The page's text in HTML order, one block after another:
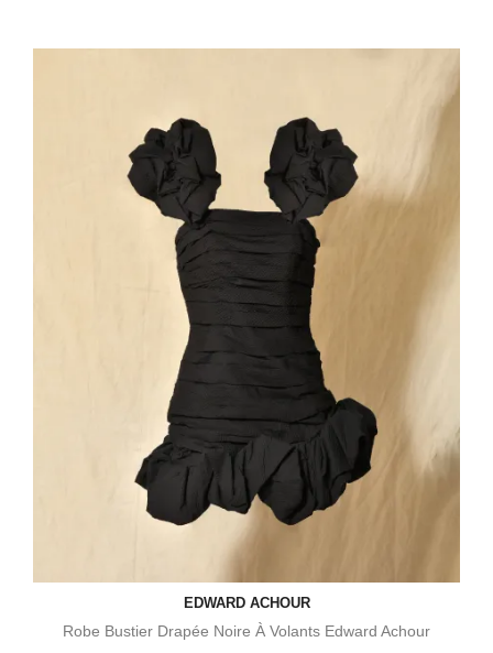
EDWARD ACHOUR
Robe Bustier Drapée Noire À Volants Edward Achour